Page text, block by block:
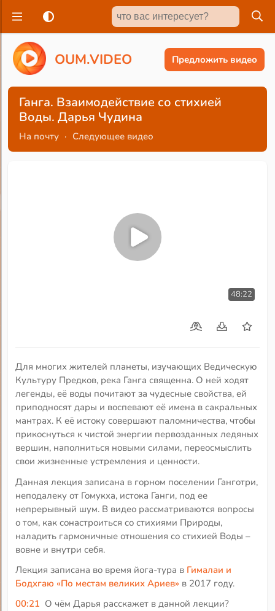
OUM.VIDEO Предложить видео
Ганга. Взаимодействие со стихией
Воды. Дарья Чудина
На почту · Следующее видео
48:22
Для многих жителей планеты, изучающих Ведическую
Культуру Предков, река Ганга священна. О ней ходят
легенды, её воды почитают за чудесные свойства, ей
приподносят дары и воспевают её имена в сакральных
мантрах. К её истоку совершают паломничества, чтобы
прикоснуться к чистой энергии первозданных ледяных
вершин, наполниться новыми силами, переосмыслить
свои жизненные устремления и ценности.
Данная лекция записана в горном поселении Ганготри,
неподалеку от Гомукха, истока Ганги, под ее
непрерывный шум. В видео рассматриваются вопросы
о том, как сонастроиться со стихиями Природы,
наладить гармоничные отношения со стихией Воды –
вовне и внутри себя.
Лекция записана во время йога-тура в Гималаи и
Бодхгаю «По местам великих Ариев» в 2017 году.
00:21 О чём Дарья расскажет в данной лекции?